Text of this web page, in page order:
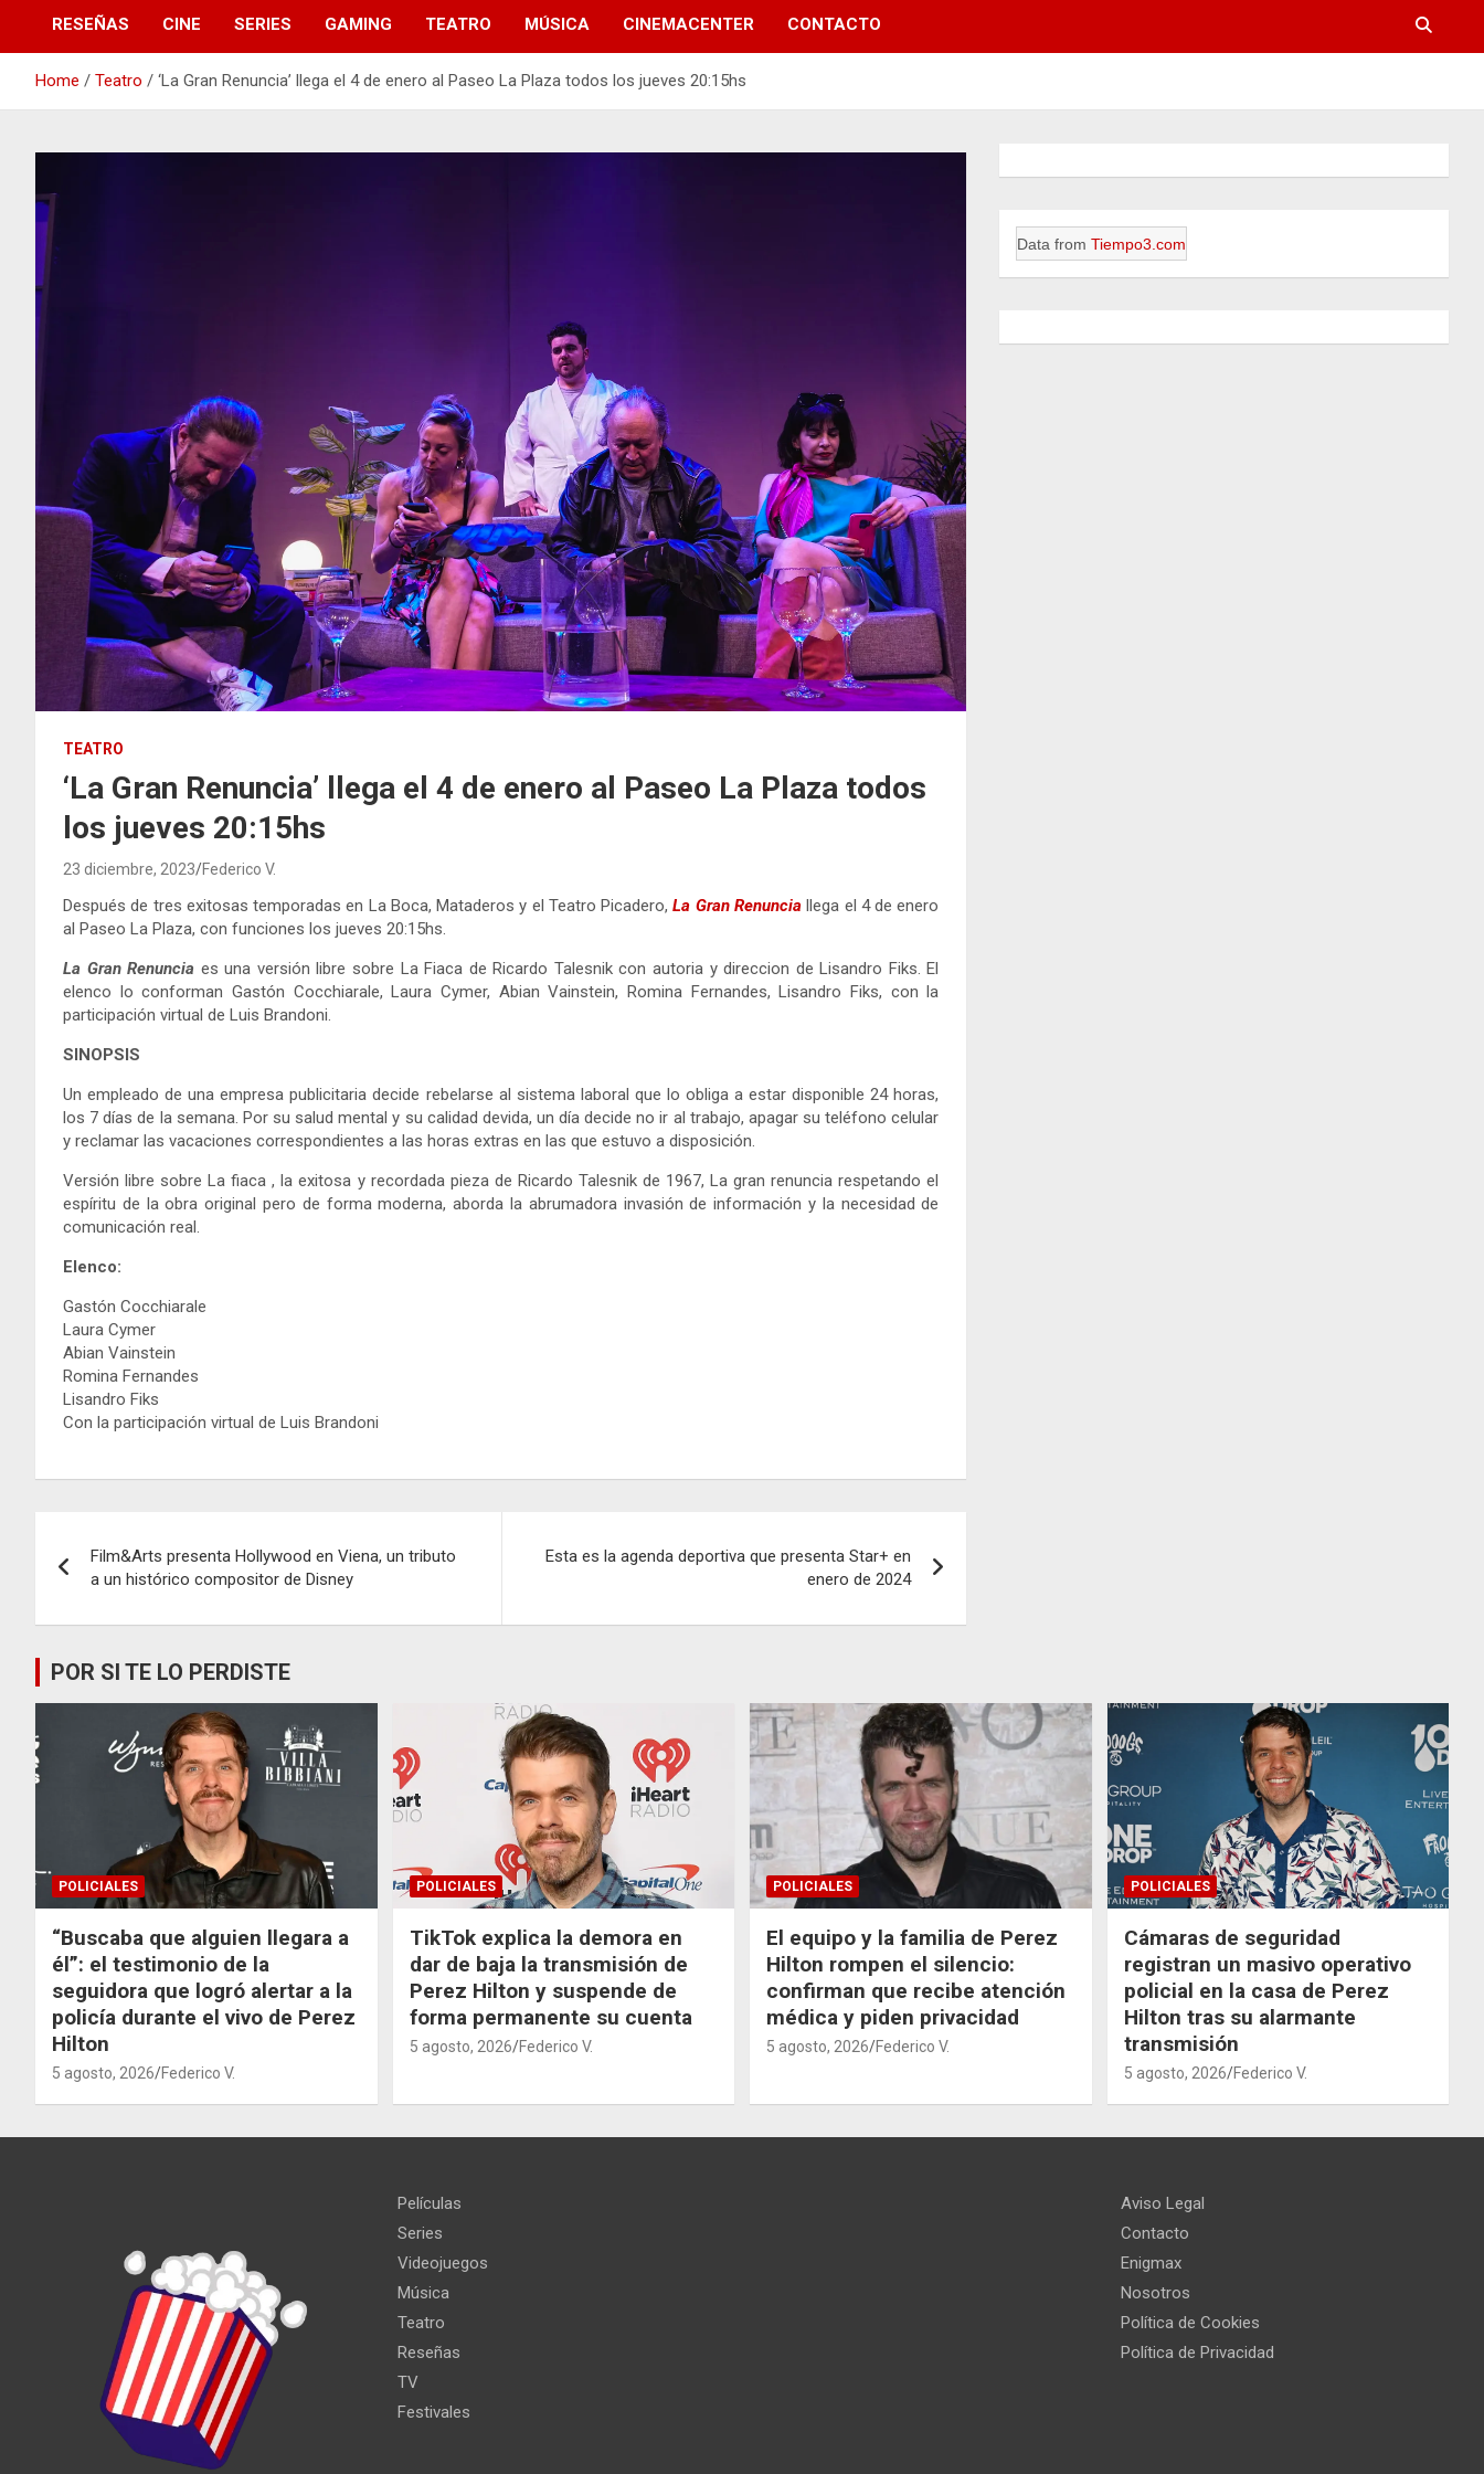
RESEÑAS CINE SERIES GAMING TEATRO MÚSICA CINEMACENTER CONTACTO
Home Teatro ‘La Gran Renuncia’ llega el 4 de enero al Paseo La Plaza todos los jueves 20:15hs
TEATRO
‘La Gran Renuncia’ llega el 4 de enero al Paseo La Plaza todos
los jueves 20:15hs
23 diciembre, 2023 Federico V.
Después de tres exitosas temporadas en La Boca, Mataderos y el Teatro Picadero,La Gran Renuncia llega el 4 de enero
al Paseo La Plaza, con funciones los jueves 20:15hs.
La Gran Renuncia es una versión libre sobre La Fiaca de Ricardo Talesnik con autoria y direccion de Lisandro Fiks. El
elenco lo conforman Gastón Cocchiarale, Laura Cymer, Abian Vainstein, Romina Fernandes, Lisandro Fiks, con la
participación virtual de Luis Brandoni.
SINOPSIS
Un empleado de una empresa publicitaria decide rebelarse al sistema laboral que lo obliga a estar disponible 24 horas,
los 7 días de la semana. Por su salud mental y su calidad devida, un día decide no ir al trabajo, apagar su teléfono celular
y reclamar las vacaciones correspondientes a las horas extras en las que estuvo a disposición.
Versión libre sobre La fiaca , la exitosa y recordada pieza de Ricardo Talesnik de 1967, La gran renuncia respetando el
espíritu de la obra original pero de forma moderna, aborda la abrumadora invasión de información y la necesidad de
comunicación real.
Elenco:
Gastón Cocchiarale
Laura Cymer
Abian Vainstein
Romina Fernandes
Lisandro Fiks
Con la participación virtual de Luis Brandoni
de
entradas
Film&Arts presenta Hollywood en Viena, un tributo
a un histórico compositor de Disney
Esta es la agenda deportiva que presenta Star+ en
enero de 2024
Data fromTiempo3.com
POR SI TE LO PERDISTE
POLICIALES
“Buscaba que alguien llegara a
él”: el testimonio de la
seguidora que logró alertar a la
policía durante el vivo de Perez
Hilton
5 agosto, 2026 Federico V.
POLICIALES
TikTok explica la demora en
dar de baja la transmisión de
Perez Hilton y suspende de
forma permanente su cuenta
5 agosto, 2026 Federico V.
POLICIALES
El equipo y la familia de Perez
Hilton rompen el silencio:
confirman que recibe atención
médica y piden privacidad
5 agosto, 2026 Federico V.
POLICIALES
Cámaras de seguridad
registran un masivo operativo
policial en la casa de Perez
Hilton tras su alarmante
transmisión
5 agosto, 2026 Federico V.
Películas
Series
Videojuegos
Música
Teatro
Reseñas
TV
Festivales
Aviso Legal
Contacto
Enigmax
Nosotros
Política de Cookies
Política de Privacidad